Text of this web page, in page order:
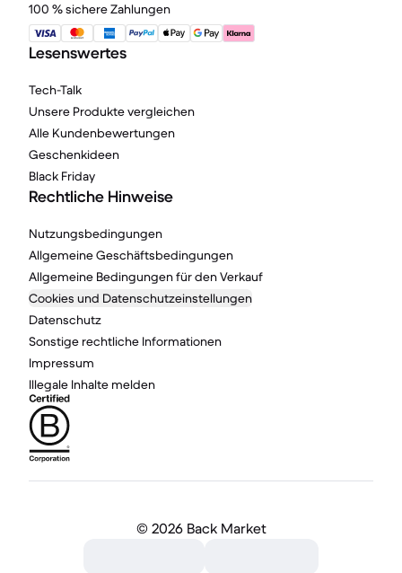
100 % sichere Zahlungen
Lesenswertes
Tech-Talk
Unsere Produkte vergleichen
Alle Kundenbewertungen
Geschenkideen
Black Friday
Rechtliche Hinweise
Nutzungsbedingungen
Allgemeine Geschäftsbedingungen
Allgemeine Bedingungen für den Verkauf
Cookies und Datenschutzeinstellungen
Datenschutz
Sonstige rechtliche Informationen
Impressum
Illegale Inhalte melden
© 2026 Back Market